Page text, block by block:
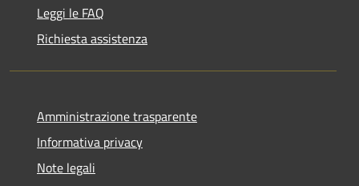
Leggi le FAQ
Richiesta assistenza
Amministrazione trasparente
Informativa privacy
Note legali